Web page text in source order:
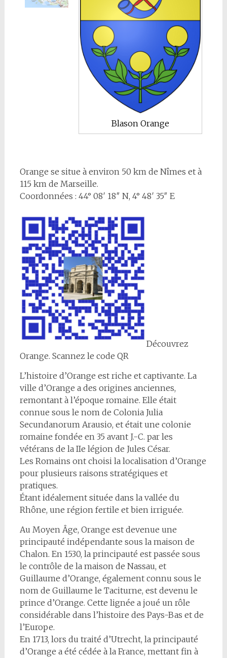
Blason Orange
Orange se situe à environ 50 km de Nîmes et à
115 km de Marseille.
Coordonnées : 44° 08′ 18″ N, 4° 48′ 35″ E
Découvrez
Orange. Scannez le code QR
L’histoire d’Orange est riche et captivante. La
ville d’Orange a des origines anciennes,
remontant à l’époque romaine. Elle était
connue sous le nom de Colonia Julia
Secundanorum Arausio, et était une colonie
romaine fondée en 35 avant J.-C. par les
vétérans de la IIe légion de Jules César.
Les Romains ont choisi la localisation d’Orange
pour plusieurs raisons stratégiques et
pratiques.
Étant idéalement située dans la vallée du
Rhône, une région fertile et bien irriguée.
Au Moyen Âge, Orange est devenue une
principauté indépendante sous la maison de
Chalon. En 1530, la principauté est passée sous
le contrôle de la maison de Nassau, et
Guillaume d’Orange, également connu sous le
nom de Guillaume le Taciturne, est devenu le
prince d’Orange. Cette lignée a joué un rôle
considérable dans l’histoire des Pays-Bas et de
l’Europe.
En 1713, lors du traité d’Utrecht, la principauté
d’Orange a été cédée à la France, mettant fin à